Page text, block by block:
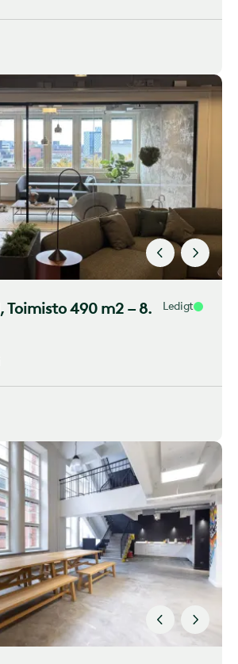
, Toimisto 490 m2 – 8.
Ledigt